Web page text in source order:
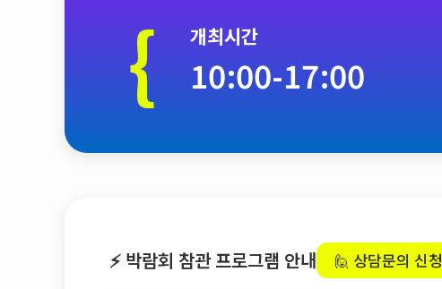
{ 개최시간
10:00-17:00
⚡ 박람회 참관 프로그램 안내 🙋 상담문의 신청